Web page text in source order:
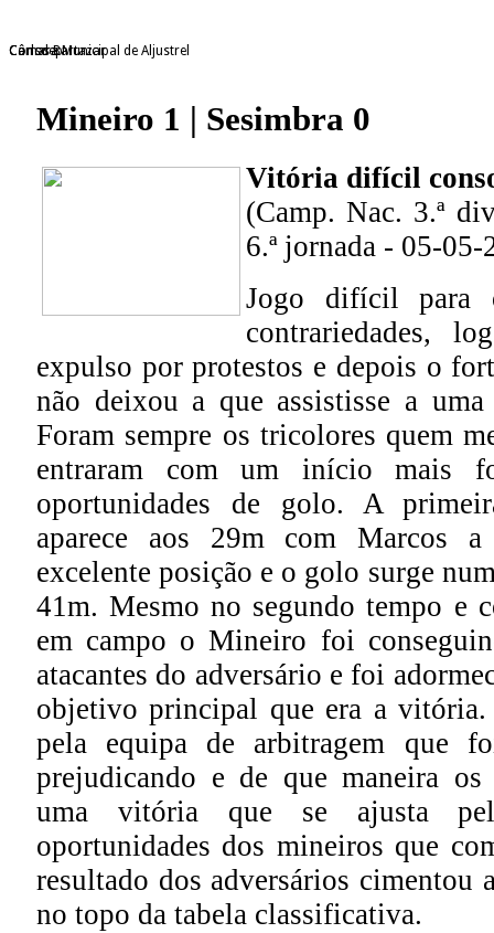
Câmara Municipal de Aljustrel
Consdep
Carlos Bartazar
Mineiro 1 | Sesimbra 0
Vitória difícil
(Camp. Nac. 3.ª
6.ª jornada - 05-05-
Jogo difícil para
contrariedades,
expulso por protestos e depois o
não deixou a que assistisse a
Foram sempre os tricolores quem
entraram com um início mais
oportunidades de golo. A
aparece aos 29m com Marcos
excelente posição e o golo surge
41m. Mesmo no segundo tempo e
em campo o Mineiro foi
atacantes do adversário e foi
objetivo principal que era a
pela equipa de arbitragem que
prejudicando e de que maneira
uma vitória que se ajusta
oportunidades dos mineiros que
resultado dos adversários cimentou
no topo da tabela classificativa.